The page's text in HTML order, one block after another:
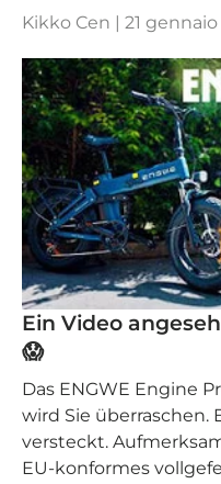
Kikko Cen | 21
Ein Video
😱
Das ENGWE Engine
wird Sie überraschen.
versteckt.
EU-konformes